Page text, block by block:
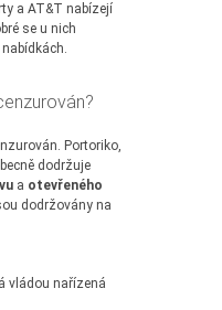
a AT&T nabízejí
se u nich
Portoriko,
dodržuje
a otevřeného
dodržovány na
vládou nařízená